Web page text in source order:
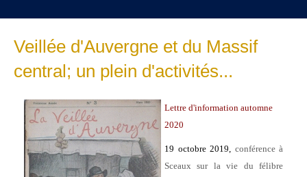
Veillée d'Auvergne et du Massif
central; un plein d'activités...
Lettre d'information automne
2020
19 octobre 2019, conférence à
Sceaux sur la vie du félibre